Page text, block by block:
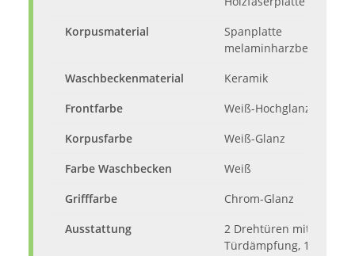
Korpusmaterial
Spanplatte
Waschbeckenmaterial
Keramik
Frontfarbe
Weiß-Hochglanz
Korpusfarbe
Weiß-Glanz
Farbe Waschbecken
Weiß
Grifffarbe
Chrom-Glanz
Ausstattung
2 Drehtüren mit
Türdämpfung, 1 Auszug